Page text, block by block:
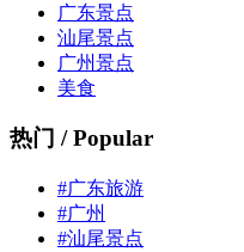
广东景点
汕尾景点
广州景点
美食
热门 / Popular
#广东旅游
#广州
#汕尾景点